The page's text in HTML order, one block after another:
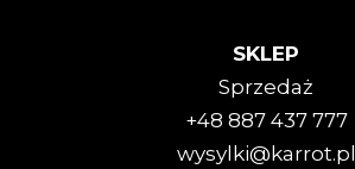
SKLEP
Sprzedaż
+48 887 437 777
wysylki@karrot.pl